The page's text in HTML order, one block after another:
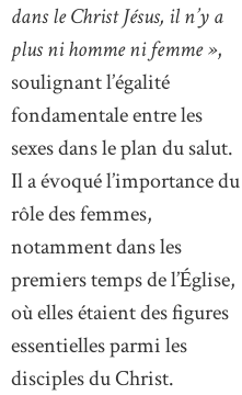
dans le Christ Jésus, il n’y a
plus ni homme ni femme »,
soulignant l’égalité
fondamentale entre les
sexes dans le plan du salut.
Il a évoqué l’importance du
rôle des femmes,
notamment dans les
premiers temps de l’Église,
où elles étaient des figures
essentielles parmi les
disciples du Christ.